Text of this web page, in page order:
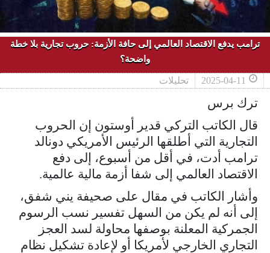
ترامب يدفع الاقتصاد العالمي إلى حافة الأزمة: حروب تجارية بلا خطة
واضحة؟
2025-04-11 تحليلات
ترك برس
قال الكاتب التركي قدير أوستون إن الحروب
التجارية التي أطلقها الرئيس الأمريكي دونالد
ترامب أدت، في أقل من أسبوع، إلى دفع
الاقتصاد العالمي إلى شفا أزمة مالية عالمية.
وأشار الكاتب في مقال على صحيفة يني شفق،
إلى أنه لم يكن من السهل تفسير نسب الرسوم
الجمركية المعلنة بوصفها محاولة لسد العجز
التجاري الخارجي لأمريكا أو لإعادة تشكيل نظام